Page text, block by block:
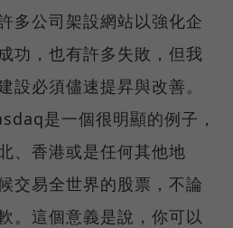
多公司架設網站以強化企
功，也有許多失敗，但我
設必須儘速提昇與改善。
是一個很明顯的例子，
、香港或是任何其他地
交易全世界的股票，不論
。這個意義是說，你可以